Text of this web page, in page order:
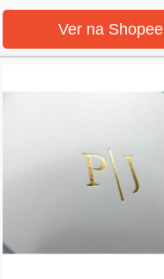
Ver na Shopee